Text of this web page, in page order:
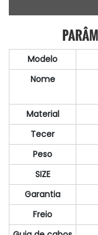
Modelo
Nome
Material
Tecer
Peso
SIZE
Garantia
Freio